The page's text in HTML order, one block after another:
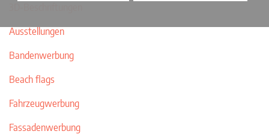
Ausstellungen
Bandenwerbung
Beach flags
Fahrzeugwerbung
Fassadenwerbung